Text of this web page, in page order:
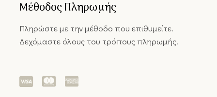
Μέθοδος Πληρωμής
Πληρώστε με την μέθοδο που επιθυμείτε.
Δεχόμαστε όλους του τρόπους πληρωμής.